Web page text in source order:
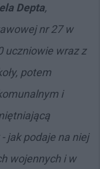
Depta,
nr 27 w
uczniowie wraz z
potem
i
jak podaje na niej
wojennych i w